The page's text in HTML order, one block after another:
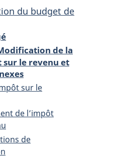
du budget de
de la
sur le revenu et
sur le
de l’impôt
de